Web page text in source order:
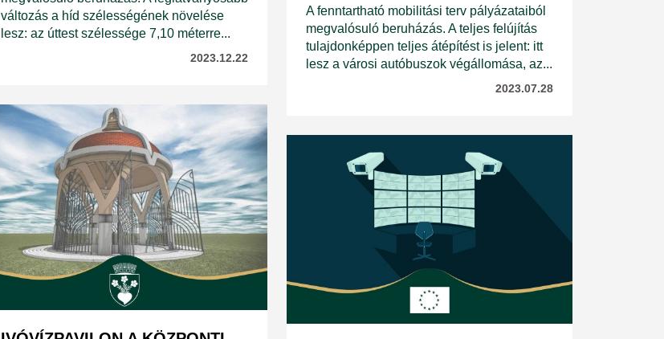
változás a híd szélességének növelése
lesz: az úttest szélessége 7,10 méterre...
2023.12.22
A fenntartható mobilitási terv pályázataiból
megvalósuló beruházás. A teljes felújítás
tulajdonképpen teljes átépítést is jelent: itt
lesz a városi autóbuszok végállomása, az...
2023.07.28